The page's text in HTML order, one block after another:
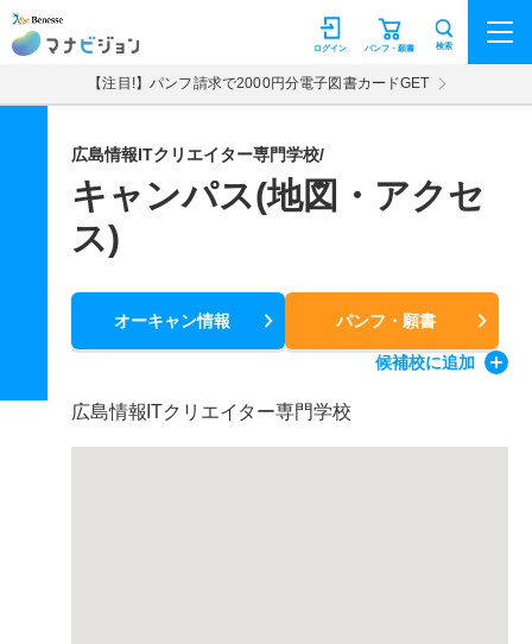
マナビジョン パンフ・願書
ログイン 検索
【注目!】パンフ請求で2000円分電子図書カードGET
広島情報ITクリエイター専門学校/
キャンパス(地図・アクセ
ス)
オーキャン情報 パンフ・願書
候補校に追加
広島情報ITクリエイター専門学校